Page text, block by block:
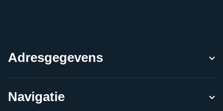
Adresgegevens
Navigatie